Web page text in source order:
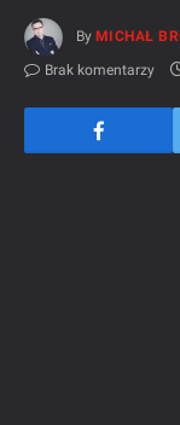
By MICHAŁ
Brak komentarzy